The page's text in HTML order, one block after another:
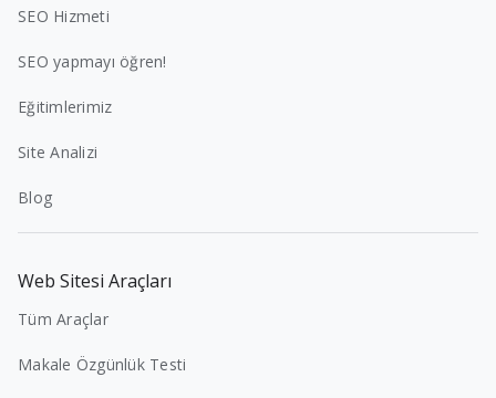
SEO Hizmeti
SEO yapmayı öğren!
Eğitimlerimiz
Site Analizi
Blog
Web Sitesi Araçları
Tüm Araçlar
Makale Özgünlük Testi